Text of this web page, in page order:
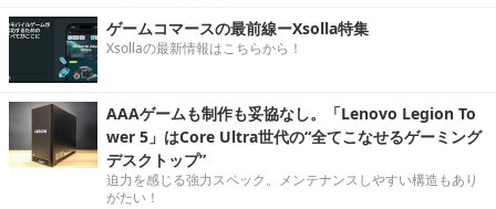
ゲームコマースの最前線ーXsolla特集
Xsollaの最新情報はこちらから！
AAAゲームも制作も妥協なし。「Lenovo Legion To
wer 5」はCore Ultra世代の“全てこなせるゲーミング
デスクトップ”
迫力を感じる強力スペック。メンテナンスしやすい構造もあり
がたい！